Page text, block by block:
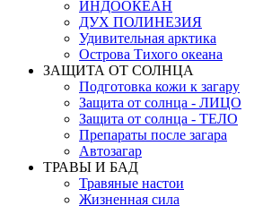
ИНДООКЕАН
ДУХ ПОЛИНЕЗИЯ
Удивительная арктика
Острова Тихого океана
ЗАЩИТА ОТ СОЛНЦА
Подготовка кожи к загару
Защита от солнца - ЛИЦО
Защита от солнца - ТЕЛО
Препараты после загара
Автозагар
ТРАВЫ И БАД
Травяные настои
Жизненная сила